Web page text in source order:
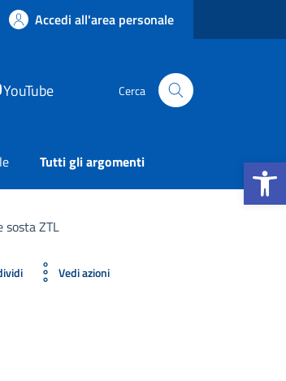
Apri la
Accedi all'area personale
YouTube Cerca
Tutti gli argomenti
ZTL
Vedi azioni